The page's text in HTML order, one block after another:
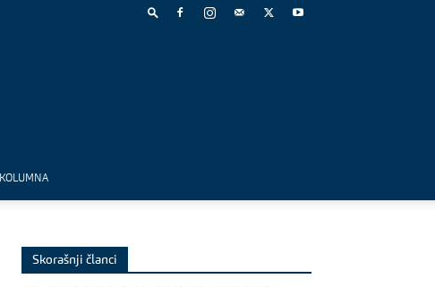
KOLUMNA
Skorašnji članci